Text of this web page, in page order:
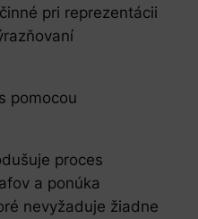
pri reprezentácii
pomocou
proces
a ponúka
nevyžaduje žiadne